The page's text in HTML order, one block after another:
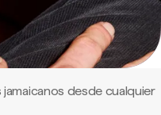
desde cualquier